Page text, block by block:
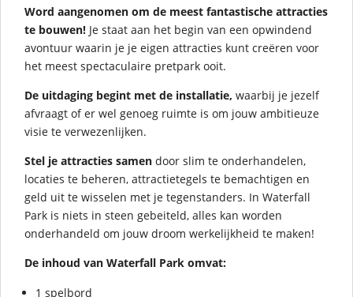
Word aangenomen om de meest fantastische attracties
te bouwen! Je staat aan het begin van een opwindend
avontuur waarin je je eigen attracties kunt creëren voor
het meest spectaculaire pretpark ooit.
De uitdaging begint met de installatie, waarbij je jezelf
afvraagt of er wel genoeg ruimte is om jouw ambitieuze
visie te verwezenlijken.
Stel je attracties samen door slim te onderhandelen,
locaties te beheren, attractietegels te bemachtigen en
geld uit te wisselen met je tegenstanders. In Waterfall
Park is niets in steen gebeiteld, alles kan worden
onderhandeld om jouw droom werkelijkheid te maken!
De inhoud van Waterfall Park omvat:
1 spelbord